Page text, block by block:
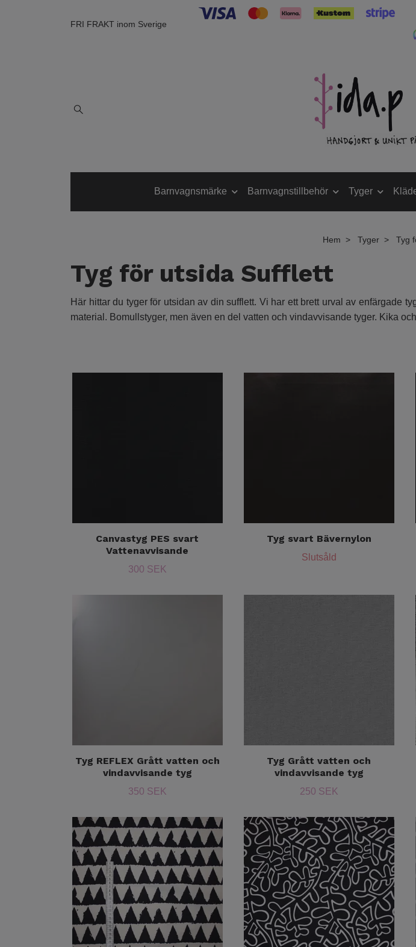
FRI FRAKT inom Sverige
Barnvagnsmärke Barnvagnstillbehör Tyger
Hem Tyger Tyg
Tyg för utsida Sufflett
Här hittar du tyger för utsidan av din sufflett. Vi har ett brett urval av enfärgade
material. Bomullstyger, men även en del vatten och vindavvisande tyger. Kika
Canvastyg PES svart
Vattenavvisande
300 SEK
Tyg svart Bävernylon
Slutsåld
Tyg REFLEX Grått vatten och
vindavvisande tyg
350 SEK
Tyg Grått vatten och
vindavvisande tyg
250 SEK